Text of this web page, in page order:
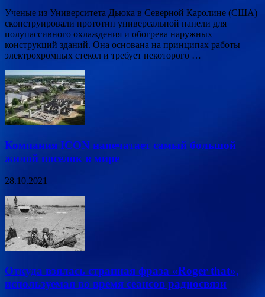
Ученые из Университета Дьюка в Северной Каролине (США)
сконструировали прототип универсальной панели для
полупассивного охлаждения и обогрева наружных
конструкций зданий. Она основана на принципах работы
электрохромных стекол и требует некоторого …
Компания ICON напечатает самый большой
жилой поселок в мире
28.10.2021
Откуда взялась странная фраза «Roger that»,
используемая во время сеансов радиосвязи